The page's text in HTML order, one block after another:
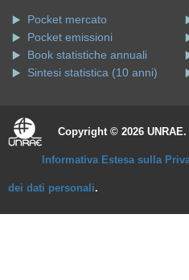
Pocket mercato
Pocket emissioni
Book statistiche annuali
Sintesi statistica (10 anni)
Copyright © 2026
Informativa Estesa sulla
dei dati personali.